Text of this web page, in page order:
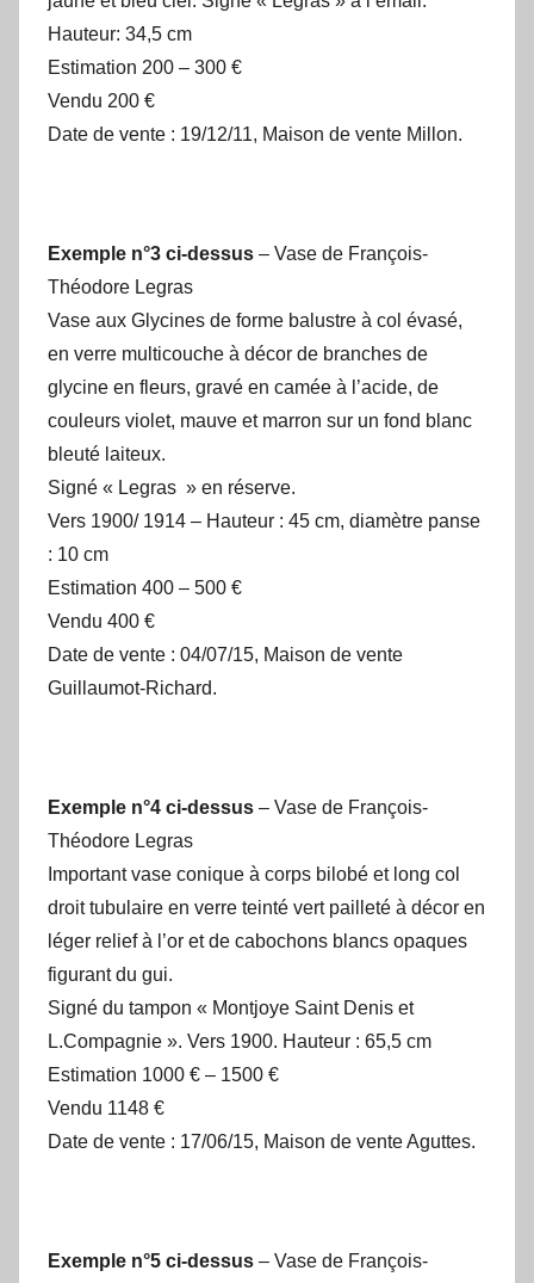
Hauteur: 34,5 cm
Estimation 200 – 300 €
Vendu 200 €
Date de vente : 19/12/11, Maison de vente Millon.
Exemple n°3 ci-dessus – Vase de François-
Théodore Legras
Vase aux Glycines de forme balustre à col évasé,
en verre multicouche à décor de branches de
glycine en fleurs, gravé en camée à l’acide, de
couleurs violet, mauve et marron sur un fond blanc
bleuté laiteux.
Signé « Legras » en réserve.
Vers 1900/ 1914 – Hauteur : 45 cm, diamètre panse
: 10 cm
Estimation 400 – 500 €
Vendu 400 €
Date de vente : 04/07/15, Maison de vente
Guillaumot-Richard.
Exemple n°4 ci-dessus – Vase de François-
Théodore Legras
Important vase conique à corps bilobé et long col
droit tubulaire en verre teinté vert pailleté à décor en
léger relief à l’or et de cabochons blancs opaques
figurant du gui.
Signé du tampon « Montjoye Saint Denis et
L.Compagnie ». Vers 1900. Hauteur : 65,5 cm
Estimation 1000 € – 1500 €
Vendu 1148 €
Date de vente : 17/06/15, Maison de vente Aguttes.
Exemple n°5 ci-dessus – Vase de François-